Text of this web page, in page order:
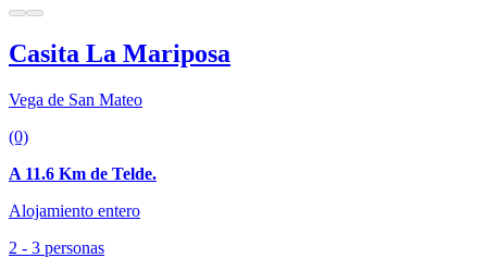
Casita La Mariposa
Vega de San Mateo
(0)
A 11.6 Km de Telde.
Alojamiento entero
2 - 3 personas